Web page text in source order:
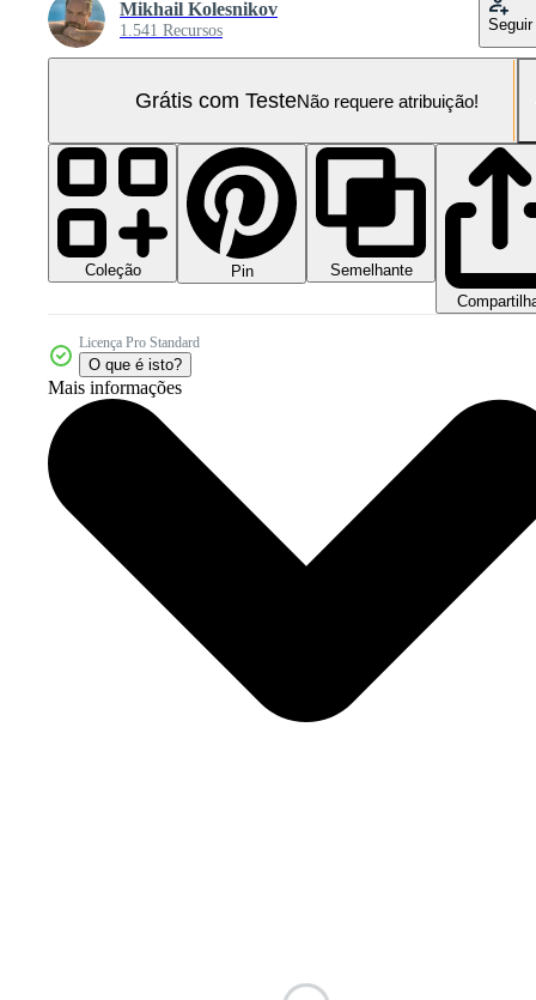
Mikhail Kolesnikov
1.541 Recursos Seguir
Grátis com TesteNão requere atribuição!
Coleção Pin
Semelhante
Licença Pro Standard
O que é isto?
Mais informações